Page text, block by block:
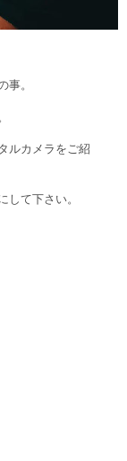
事。
ルカメラをご紹
して下さい。